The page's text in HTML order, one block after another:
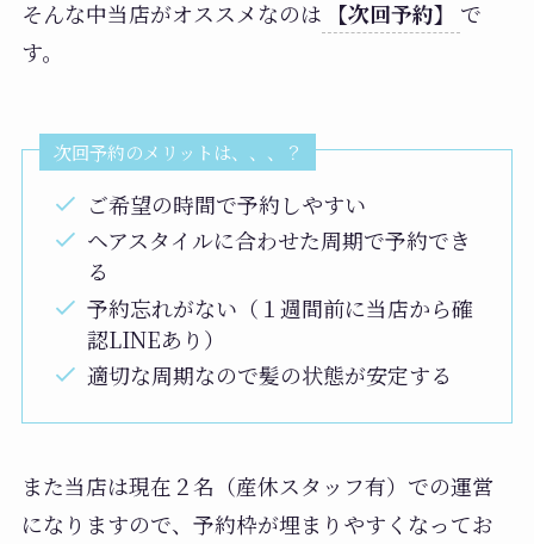
そんな中当店がオススメなのは 【次回予約】
で
す。
次回予約のメリットは、、、？
ご希望の時間で予約しやすい
ヘアスタイルに合わせた周期で予約でき
る
予約忘れがない（１週間前に当店から確
認LINEあり）
適切な周期なので髪の状態が安定する
また当店は現在２名（産休スタッフ有）での運営
になりますので、予約枠が埋まりやすくなってお